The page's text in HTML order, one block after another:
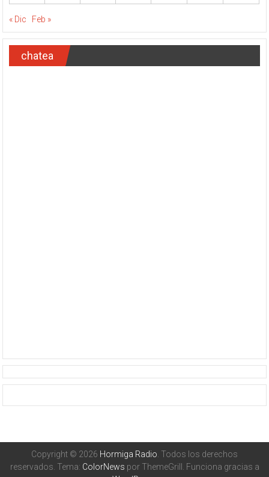
« Dic Feb »
chatea
Copyright © 2026 Hormiga Radio. Todos los derechos
reservados. Tema: ColorNews por ThemeGrill. Funciona gracias a